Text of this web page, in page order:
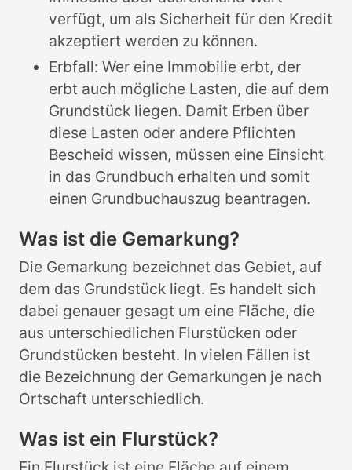
verfügt, um als Sicherheit für den Kredit
akzeptiert werden zu können.
Erbfall: Wer eine Immobilie erbt, der
erbt auch mögliche Lasten, die auf dem
Grundstück liegen. Damit Erben über
diese Lasten oder andere Pflichten
Bescheid wissen, müssen eine Einsicht
in das Grundbuch erhalten und somit
einen Grundbuchauszug beantragen.
Was ist die Gemarkung?
Die Gemarkung bezeichnet das Gebiet, auf
dem das Grundstück liegt. Es handelt sich
dabei genauer gesagt um eine Fläche, die
aus unterschiedlichen Flurstücken oder
Grundstücken besteht. In vielen Fällen ist
die Bezeichnung der Gemarkungen je nach
Ortschaft unterschiedlich.
Was ist ein Flurstück?